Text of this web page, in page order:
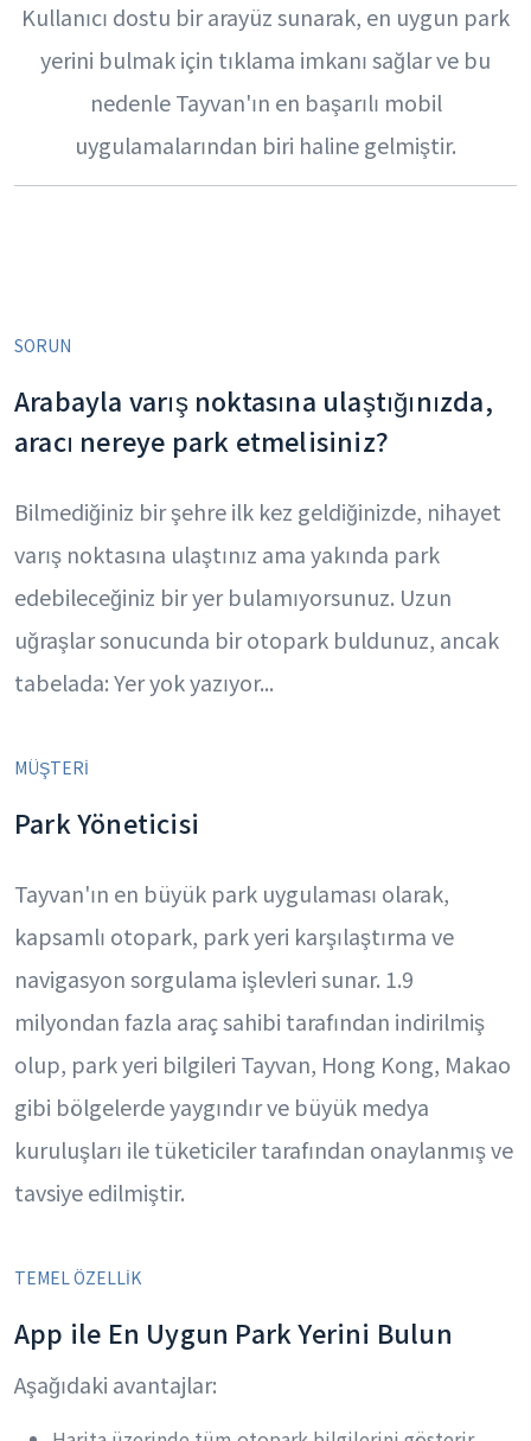
Kullanıcı dostu bir arayüz sunarak, en uygun park
yerini bulmak için tıklama imkanı sağlar ve bu
nedenle Tayvan'ın en başarılı mobil
uygulamalarından biri haline gelmiştir.
SORUN
Arabayla varış noktasına ulaştığınızda,
aracı nereye park etmelisiniz?
Bilmediğiniz bir şehre ilk kez geldiğinizde, nihayet
varış noktasına ulaştınız ama yakında park
edebileceğiniz bir yer bulamıyorsunuz. Uzun
uğraşlar sonucunda bir otopark buldunuz, ancak
tabelada: Yer yok yazıyor...
MÜŞTERİ
Park Yöneticisi
Tayvan'ın en büyük park uygulaması olarak,
kapsamlı otopark, park yeri karşılaştırma ve
navigasyon sorgulama işlevleri sunar. 1.9
milyondan fazla araç sahibi tarafından indirilmiş
olup, park yeri bilgileri Tayvan, Hong Kong, Makao
gibi bölgelerde yaygındır ve büyük medya
kuruluşları ile tüketiciler tarafından onaylanmış ve
tavsiye edilmiştir.
TEMEL ÖZELLİK
App ile En Uygun Park Yerini Bulun
Aşağıdaki avantajlar: